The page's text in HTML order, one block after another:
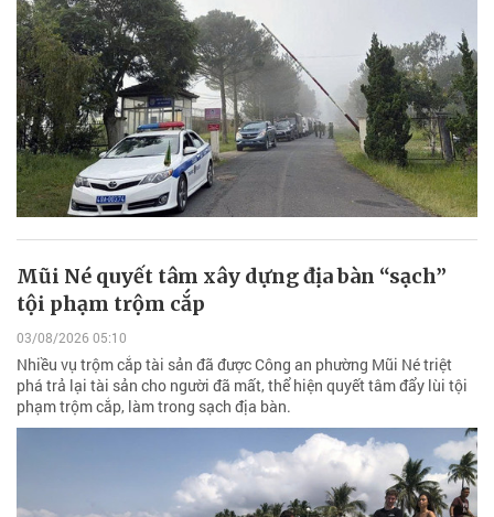
Mũi Né quyết tâm xây dựng địa bàn “sạch”
tội phạm trộm cắp
03/08/2026 05:10
Nhiều vụ trộm cắp tài sản đã được Công an phường Mũi Né triệt
phá trả lại tài sản cho người đã mất, thể hiện quyết tâm đẩy lùi tội
phạm trộm cắp, làm trong sạch địa bàn.